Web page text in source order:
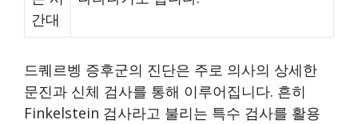
간대
드퀘르벵 증후군의 진단은 주로 의사의 상세한
문진과 신체 검사를 통해 이루어집니다. 흔히
Finkelstein 검사라고 불리는 특수 검사를 활용